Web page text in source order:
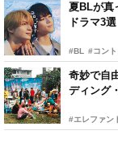
夏BLが真
ドラマ3選
#BL #コント
奇妙で自
ディング
#エレファン